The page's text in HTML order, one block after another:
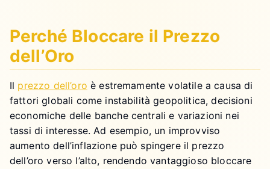
Perché Bloccare il Prezzo
dell’Oro
Il prezzo dell’oro è estremamente volatile a causa di
fattori globali come instabilità geopolitica, decisioni
economiche delle banche centrali e variazioni nei
tassi di interesse. Ad esempio, un improvviso
aumento dell’inflazione può spingere il prezzo
dell’oro verso l’alto, rendendo vantaggioso bloccare